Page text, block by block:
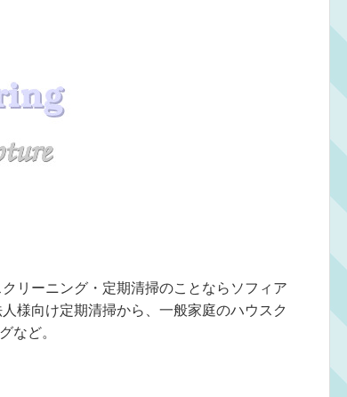
リーニング・定期清掃のことならソフィア
様向け定期清掃から、一般家庭のハウスク
など。